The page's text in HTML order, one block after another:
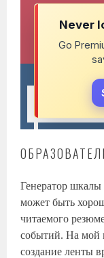
Генератор
может быть
читаемого
событий. На мой
создание ленты